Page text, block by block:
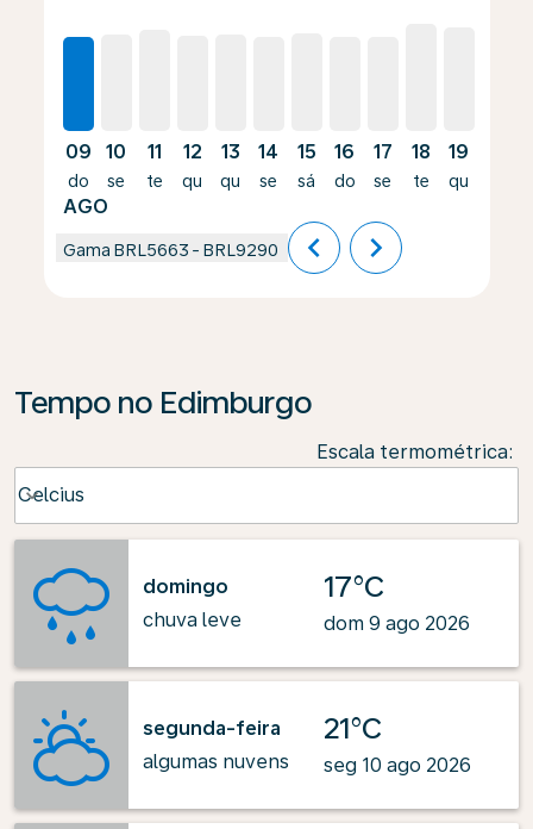
09
do
AGO
10
se
11
te
12
qu
13
qu
14
se
15
sá
16
do
17
se
18
te
19
qu
Gama BRL5663 - BRL9290 chevron_left chevron_right
Tempo no Edimburgo
Escala termométrica:
Celcius
keyboard_arrow_down
domingo
chuva leve
17°C
dom 9 ago 2026
segunda-feira
algumas nuvens
21°C
seg 10 ago 2026